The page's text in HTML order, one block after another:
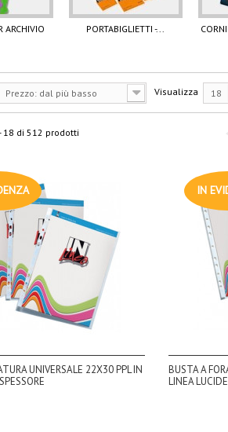
ARCHIVIO PORTABIGLIETTI -...
Prezzo: dal più basso Visualizza 18
18 di 512 prodotti
UNIVERSALE 22X30 PPL IN
IN
BUSTA A
LINEA